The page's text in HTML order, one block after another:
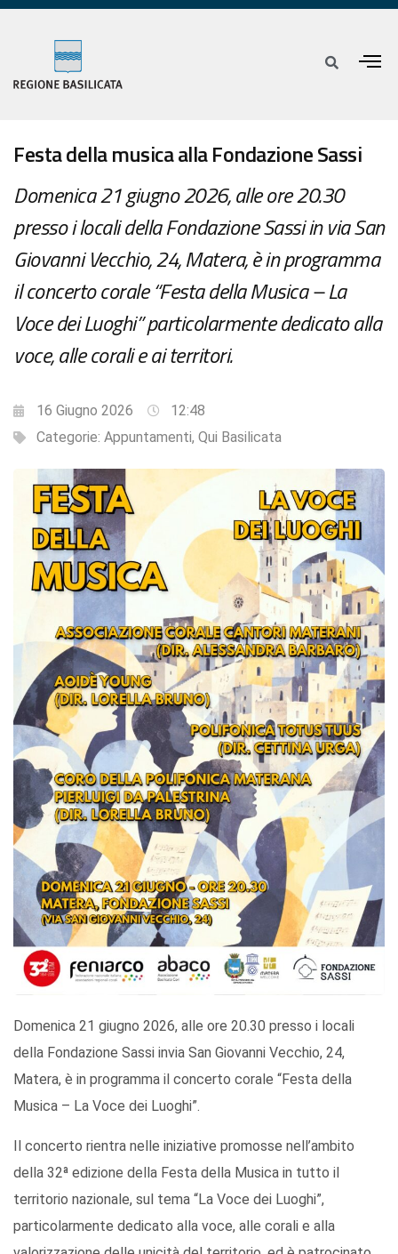
Festa della musica alla Fondazione Sassi
Domenica 21 giugno 2026, alle ore 20.30
presso i locali della Fondazione Sassi in via San
Giovanni Vecchio, 24, Matera, è in programma
il concerto corale “Festa della Musica – La
Voce dei Luoghi” particolarmente dedicato alla
voce, alle corali e ai territori.
16 Giugno 2026
12:48
Categorie: Appuntamenti, Qui Basilicata
Domenica 21 giugno 2026, alle ore 20.30 presso i locali
della Fondazione Sassi invia San Giovanni Vecchio, 24,
Matera, è in programma il concerto corale “Festa della
Musica – La Voce dei Luoghi”.
Il concerto rientra nelle iniziative promosse nell’ambito
della 32ª edizione della Festa della Musica in tutto il
territorio nazionale, sul tema “La Voce dei Luoghi”,
particolarmente dedicato alla voce, alle corali e alla